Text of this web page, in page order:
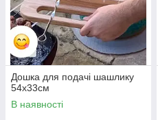
Дошка для подачі шашлику
54х33см
В наявності